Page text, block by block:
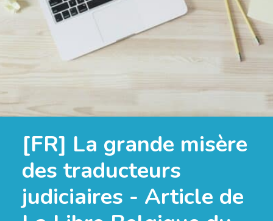
[FR] La grande misère
des traducteurs
judiciaires - Article de